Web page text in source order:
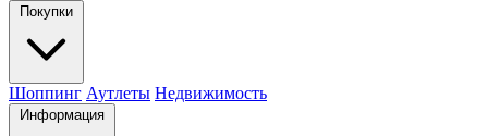
Покупки
Шоппинг Аутлеты Недвижимость
Информация